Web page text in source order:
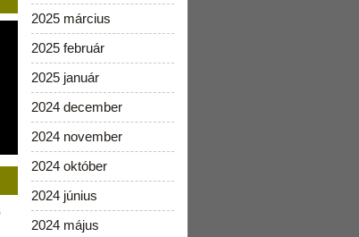
2025 március
2025 február
2025 január
2024 december
2024 november
2024 október
2024 június
2024 május